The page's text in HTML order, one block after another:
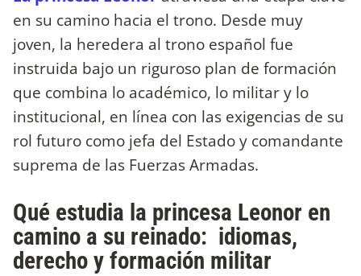
en su camino hacia el trono. Desde muy
joven, la heredera al trono español fue
instruida bajo un riguroso plan de formación
que combina lo académico, lo militar y lo
institucional, en línea con las exigencias de su
rol futuro como jefa del Estado y comandante
suprema de las Fuerzas Armadas.
Qué estudia la princesa Leonor en
camino a su reinado: idiomas,
derecho y formación militar